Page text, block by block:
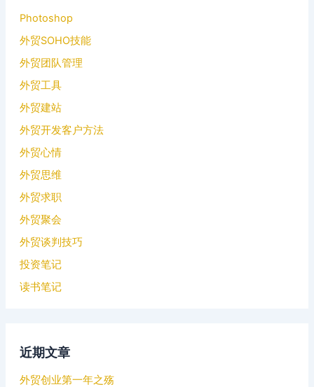
Photoshop
外贸SOHO技能
外贸团队管理
外贸工具
外贸建站
外贸开发客户方法
外贸心情
外贸思维
外贸求职
外贸聚会
外贸谈判技巧
投资笔记
读书笔记
近期文章
外贸创业第一年之殇